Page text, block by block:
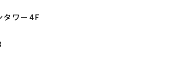
タワー4F